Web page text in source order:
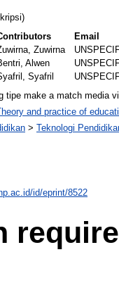
Email
Zuwirna
Alwen
Syafril
tipe make a match media
and practice of
> Teknologi
id/eprint/8522